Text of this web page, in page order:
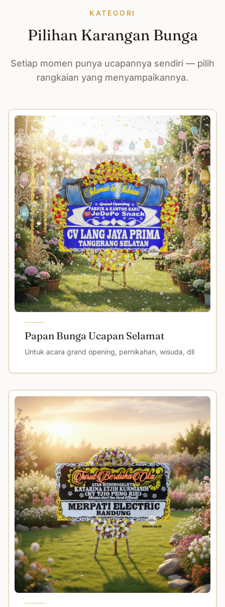
KATEGORI
Pilihan Karangan Bunga
Setiap momen punya ucapannya sendiri — pilih
rangkaian yang menyampaikannya.
Papan Bunga Ucapan Selamat
Untuk acara grand opening, pernikahan, wisuda, dll